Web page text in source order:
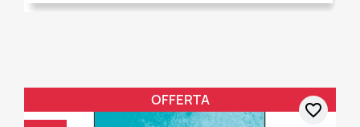
OFFERTA
favorite_border